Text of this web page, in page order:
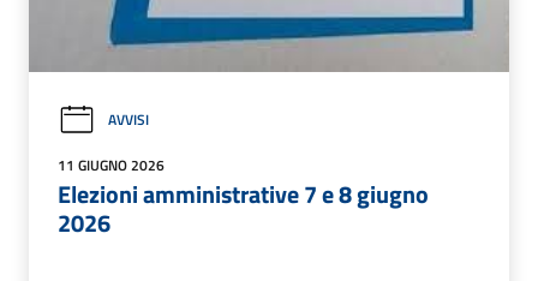
AVVISI
11 GIUGNO 2026
Elezioni amministrative 7 e 8 giugno
2026